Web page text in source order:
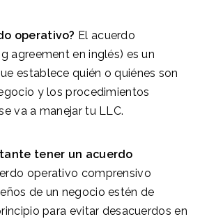
operativo? El acuerdo
agreement en inglés) es un
establece quién o quiénes son
y los procedimientos
va a manejar tu LLC.
tener un acuerdo
operativo comprensivo
de un negocio estén de
para evitar desacuerdos en